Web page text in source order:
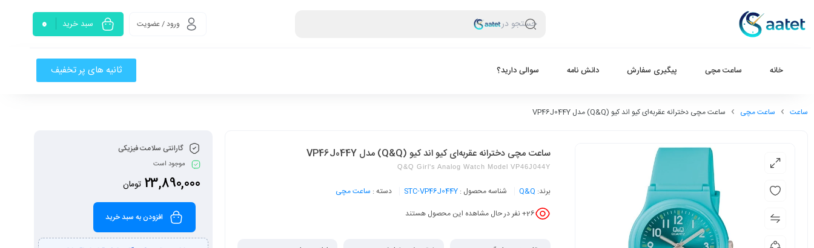
جستجو در ورود / عضویت سبد خرید 0
خانه ساعت مچی پیگیری سفارش دانش نامه سوالی دارید؟ ثانیه های پر تخفیف
ساعت ساعت مچی ساعت مچی دخترانه عقربه‌ای کیو اند کیو (Q&Q) مدل VP46J044Y
ساعت مچی دخترانه عقربه‌ای کیو اند کیو (Q&Q) مدل VP46J044Y
Q&Q Girl's Analog Watch Model VP46J044Y
برند: Q&Q شناسه محصول : STC-VP46J044Y دسته : ساعت مچی
26+ نفر در حال مشاهده این محصول هستند
گارانتی سلامت فیزیکی
موجود است
23,890,000 تومان
افزودن به سبد خرید